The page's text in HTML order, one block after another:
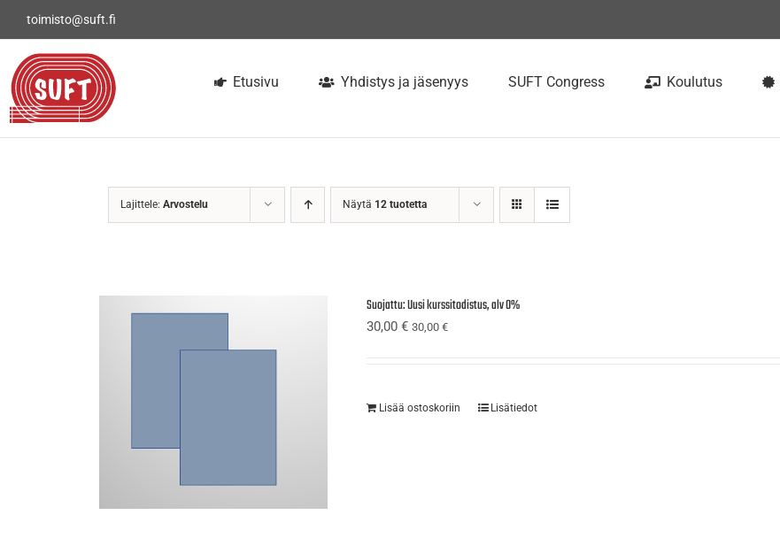
toimisto@suft.fi
Etusivu Yhdistys ja jäsenyys SUFT Congress Koulutus
Lajittele: Arvostelu Näytä 12 tuotetta
Suojattu: Uusi kurssitodistus, alv 0%
30,00€ 30,00€
Lisää ostoskoriin Lisätiedot